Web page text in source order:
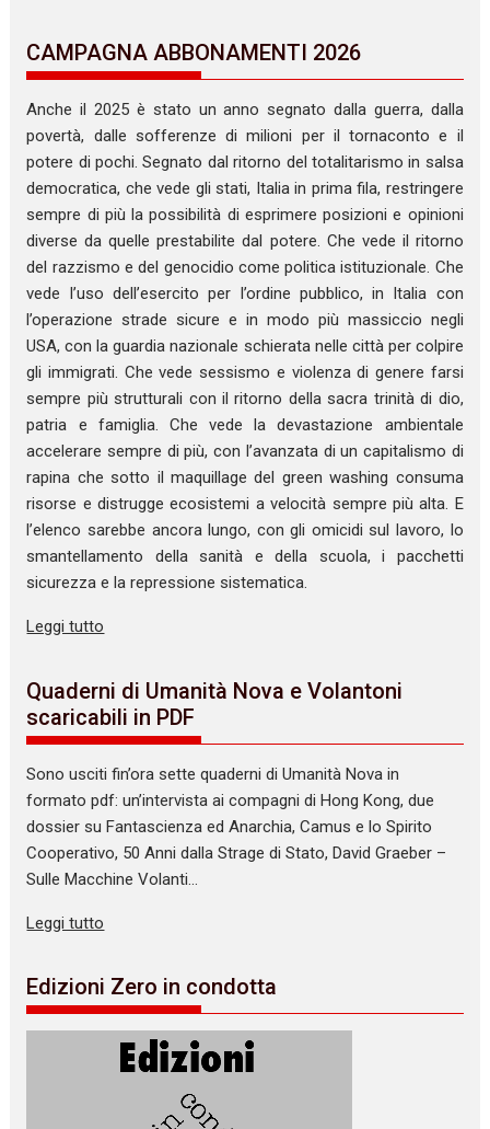
CAMPAGNA ABBONAMENTI 2026
Anche il 2025 è stato un anno segnato dalla guerra, dalla
povertà, dalle sofferenze di milioni per il tornaconto e il
potere di pochi. Segnato dal ritorno del totalitarismo in salsa
democratica, che vede gli stati, Italia in prima fila, restringere
sempre di più la possibilità di esprimere posizioni e opinioni
diverse da quelle prestabilite dal potere. Che vede il ritorno
del razzismo e del genocidio come politica istituzionale. Che
vede l’uso dell’esercito per l’ordine pubblico, in Italia con
l’operazione strade sicure e in modo più massiccio negli
USA, con la guardia nazionale schierata nelle città per colpire
gli immigrati. Che vede sessismo e violenza di genere farsi
sempre più strutturali con il ritorno della sacra trinità di dio,
patria e famiglia. Che vede la devastazione ambientale
accelerare sempre di più, con l’avanzata di un capitalismo di
rapina che sotto il maquillage del green washing consuma
risorse e distrugge ecosistemi a velocità sempre più alta. E
l’elenco sarebbe ancora lungo, con gli omicidi sul lavoro, lo
smantellamento della sanità e della scuola, i pacchetti
sicurezza e la repressione sistematica.
Leggi tutto
Quaderni di Umanità Nova e Volantoni
scaricabili in PDF
Sono usciti fin’ora sette quaderni di Umanità Nova in
formato pdf: un’intervista ai compagni di Hong Kong, due
dossier su Fantascienza ed Anarchia, Camus e lo Spirito
Cooperativo, 50 Anni dalla Strage di Stato, David Graeber –
Sulle Macchine Volanti…
Leggi tutto
Edizioni Zero in condotta